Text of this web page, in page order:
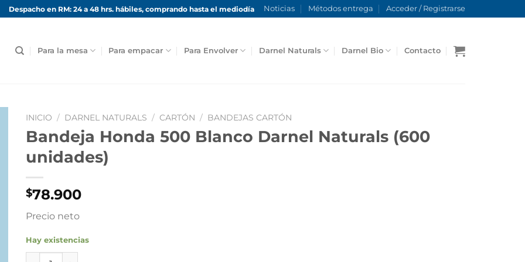
Despacho en RM: 24 a 48 hrs. hábiles, comprando hasta el mediodía Noticias Métodos entrega Acceder / Registrarse
Para la mesa Para empacar Para Envolver Darnel Naturals Darnel Bio Contacto
INICIO / DARNEL NATURALS / CARTÓN / BANDEJAS CARTÓN
Bandeja Honda 500 Blanco Darnel Naturals (600
unidades)
$78.900
Precio neto
Hay existencias
Bandeja Honda 500 Blanco Darnel Naturals (600 unidades) cantidad